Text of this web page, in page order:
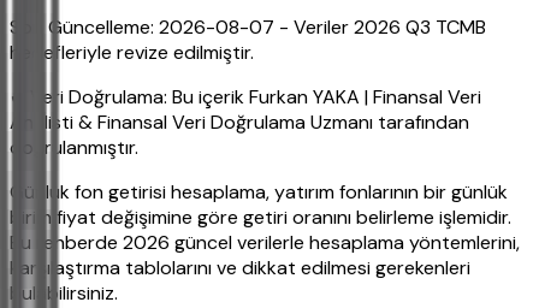
Son Güncelleme: 2026-08-07 - Veriler 2026 Q3 TCMB
hedefleriyle revize edilmiştir.
✔ Veri Doğrulama: Bu içerik Furkan YAKA | Finansal Veri
Analisti & Finansal Veri Doğrulama Uzmanı tarafından
doğrulanmıştır.
Günlük fon getirisi hesaplama, yatırım fonlarının bir günlük
birim fiyat değişimine göre getiri oranını belirleme işlemidir.
Bu rehberde 2026 güncel verilerle hesaplama yöntemlerini,
karşılaştırma tablolarını ve dikkat edilmesi gerekenleri
bulabilirsiniz.